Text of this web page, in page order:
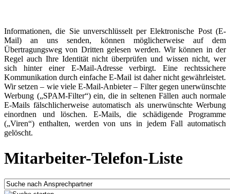
Informationen, die Sie unverschlüsselt per Elektronische Post (E-
Mail) an uns senden, können möglicherweise auf dem
Übertragungsweg von Dritten gelesen werden. Wir können in der
Regel auch Ihre Identität nicht überprüfen und wissen nicht, wer
sich hinter einer E-Mail-Adresse verbirgt. Eine rechtssichere
Kommunikation durch einfache E-Mail ist daher nicht gewährleistet.
Wir setzen – wie viele E-Mail-Anbieter – Filter gegen unerwünschte
Werbung („SPAM-Filter“) ein, die in seltenen Fällen auch normale
E-Mails fälschlicherweise automatisch als unerwünschte Werbung
einordnen und löschen. E-Mails, die schädigende Programme
(„Viren“) enthalten, werden von uns in jedem Fall automatisch
gelöscht.
Mitarbeiter-Telefon-Liste